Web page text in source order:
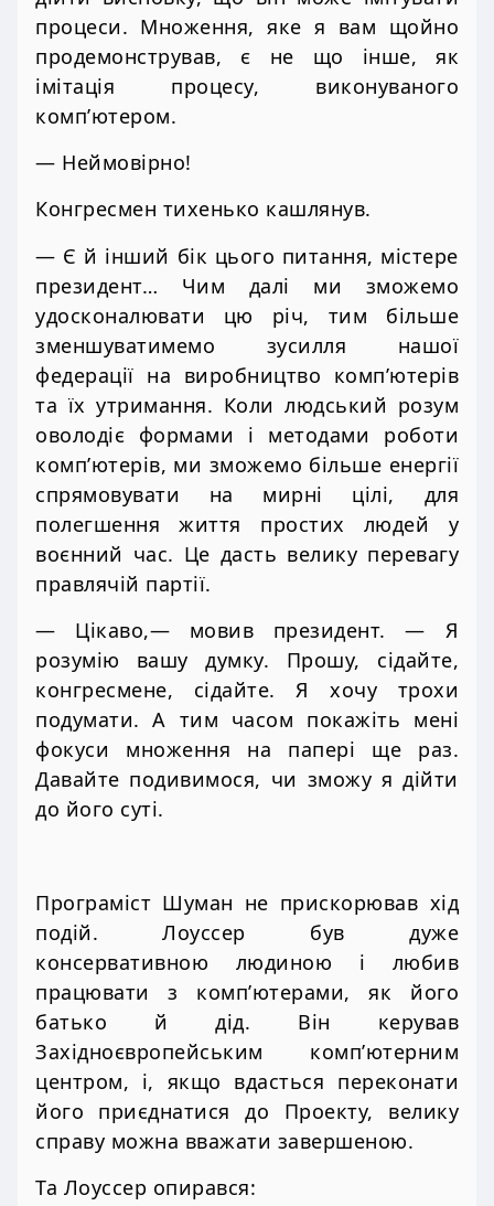
процеси. Множення, яке я вам щойно
продемонстрував, є не що інше, як
імітація процесу, виконуваного
комп’ютером.
— Неймовірно!
Конгресмен тихенько кашлянув.
— Є й інший бік цього питання, містере
президент… Чим далі ми зможемо
удосконалювати цю річ, тим більше
зменшуватимемо зусилля нашої
федерації на виробництво комп’ютерів
та їх утримання. Коли людський розум
оволодіє формами і методами роботи
комп’ютерів, ми зможемо більше енергії
спрямовувати на мирні цілі, для
полегшення життя простих людей у
воєнний час. Це дасть велику перевагу
правлячій партії.
— Цікаво,— мовив президент. — Я
розумію вашу думку. Прошу, сідайте,
конгресмене, сідайте. Я хочу трохи
подумати. А тим часом покажіть мені
фокуси множення на папері ще раз.
Давайте подивимося, чи зможу я дійти
до його суті.
Програміст Шуман не прискорював хід
подій. Лоуссер був дуже
консервативною людиною і любив
працювати з комп’ютерами, як його
батько й дід. Він керував
Західноєвропейським комп’ютерним
центром, і, якщо вдасться переконати
його приєднатися до Проекту, велику
справу можна вважати завершеною.
Та Лоуссер опирався: